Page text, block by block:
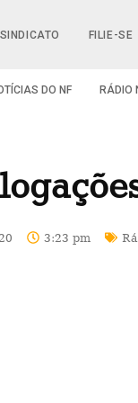
FILIE-SE
DO NF RÁDIO
3:23 pm